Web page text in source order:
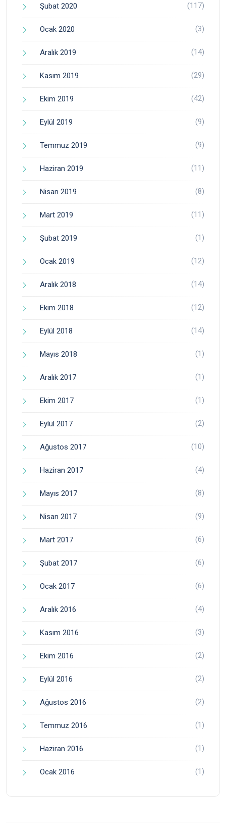
Şubat 2020 (117)
Ocak 2020 (3)
Aralık 2019 (14)
Kasım 2019 (29)
Ekim 2019 (42)
Eylül 2019 (9)
Temmuz 2019 (9)
Haziran 2019 (11)
Nisan 2019 (8)
Mart 2019 (11)
Şubat 2019 (1)
Ocak 2019 (12)
Aralık 2018 (14)
Ekim 2018 (12)
Eylül 2018 (14)
Mayıs 2018 (1)
Aralık 2017 (1)
Ekim 2017 (1)
Eylül 2017 (2)
Ağustos 2017 (10)
Haziran 2017 (4)
Mayıs 2017 (8)
Nisan 2017 (9)
Mart 2017 (6)
Şubat 2017 (6)
Ocak 2017 (6)
Aralık 2016 (4)
Kasım 2016 (3)
Ekim 2016 (2)
Eylül 2016 (2)
Ağustos 2016 (2)
Temmuz 2016 (1)
Haziran 2016 (1)
Ocak 2016 (1)